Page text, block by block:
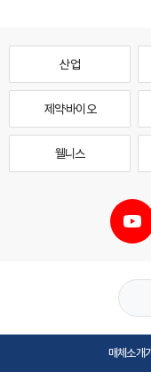
산업
제약·바이오
웰니스
매체소개